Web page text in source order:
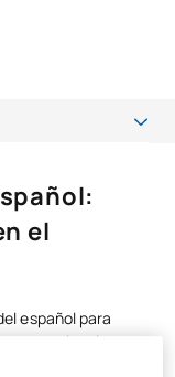
para extranjeros
el
español para
experiencia
compartir la